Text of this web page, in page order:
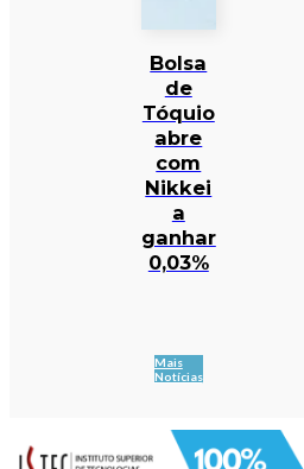
Bolsa
de
Tóquio
abre
com
Nikkei
a
ganhar
0,03%
Mais
Notícias